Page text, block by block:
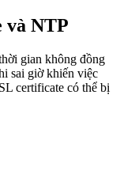
và NTP
gian không đồng
sai giờ khiến việc
certificate có thể bị